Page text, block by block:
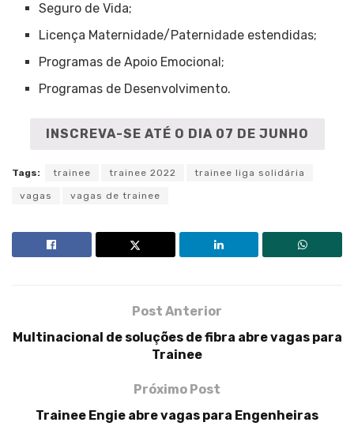
Seguro de Vida;
Licença Maternidade/Paternidade estendidas;
Programas de Apoio Emocional;
Programas de Desenvolvimento.
INSCREVA-SE ATÉ O DIA 07 DE JUNHO
Tags: trainee trainee 2022 trainee liga solidária
vagas vagas de trainee
Post Anterior
Multinacional de soluções de fibra abre vagas para
Trainee
Próximo Post
Trainee Engie abre vagas para Engenheiras